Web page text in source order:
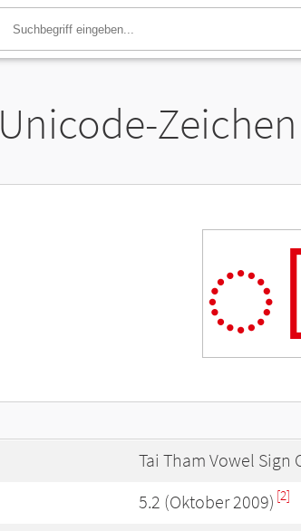
Unicode-Zeichen
Tai Tham Vowel Sign
5.2 (Oktober 2009) [2]